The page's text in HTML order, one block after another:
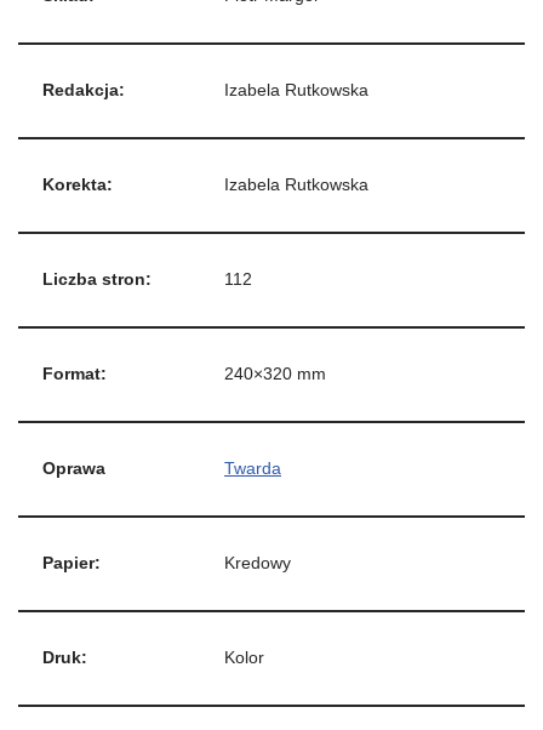
Redakcja: Izabela Rutkowska
Korekta: Izabela Rutkowska
Liczba stron: 112
Format: 240×320 mm
Oprawa Twarda
Papier: Kredowy
Druk: Kolor